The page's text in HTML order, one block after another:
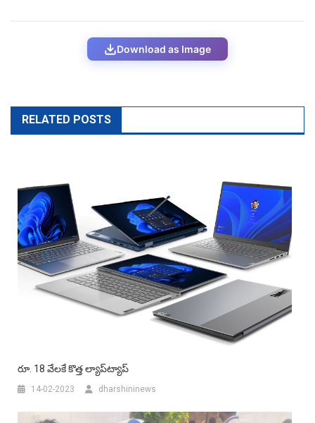
Download as Image
RELATED POSTS
రూ. 18 వేలకే కొత్త ల్యాప్‌ట్యాప్‌
14-02-2023 dharshininews